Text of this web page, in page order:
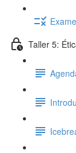
Taller 5: